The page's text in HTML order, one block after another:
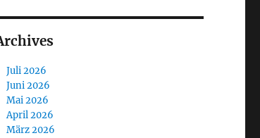
Juli 2026
Juni 2026
Mai 2026
April 2026
März 2026